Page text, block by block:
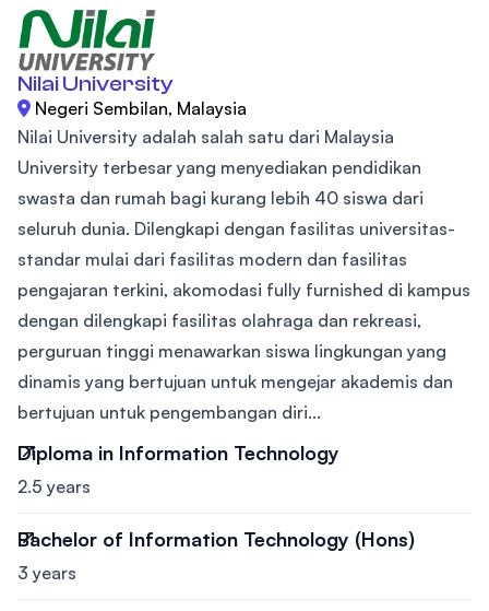
Nilai University
Negeri Sembilan, Malaysia
Nilai University adalah salah satu dari Malaysia
University terbesar yang menyediakan pendidikan
swasta dan rumah bagi kurang lebih 40 siswa dari
seluruh dunia. Dilengkapi dengan fasilitas universitas-
standar mulai dari fasilitas modern dan fasilitas
pengajaran terkini, akomodasi fully furnished di kampus
dengan dilengkapi fasilitas olahraga dan rekreasi,
perguruan tinggi menawarkan siswa lingkungan yang
dinamis yang bertujuan untuk mengejar akademis dan
bertujuan untuk pengembangan diri...
Diploma in Information Technology
2.5 years
Bachelor of Information Technology (Hons)
3 years